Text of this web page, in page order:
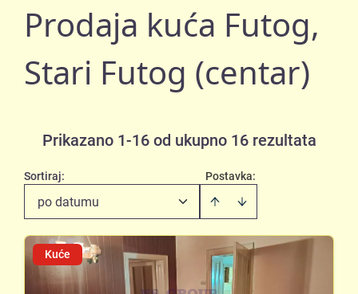
Prodaja kuća Futog,
Stari Futog (centar)
Prikazano 1-16 od ukupno 16 rezultata
Postavka:
Sortiraj:
po datumu
Kuće